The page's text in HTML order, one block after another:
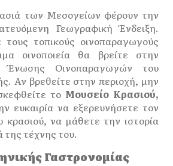
των Μεσογείων φέρουν την
Γεωγραφική Ένδειξη.
τους τοπικούς οινοπαραγωγούς
οινοποιεία θα βρείτε στην
Ένωσης Οινοπαραγωγών του
Αν βρεθείτε στην περιοχή, μην
το Μουσείο Κρασιού,
ευκαιρία να εξερευνήσετε τον
κρασιού, να μάθετε την ιστορία
της τέχνης του.
Γαστρονομίας